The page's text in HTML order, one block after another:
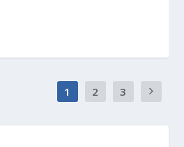
1 2 3